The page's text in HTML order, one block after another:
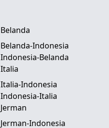
Belanda
Belanda-Indonesia
Indonesia-Belanda
Italia
Italia-Indonesia
Indonesia-Italia
Jerman
Jerman-Indonesia